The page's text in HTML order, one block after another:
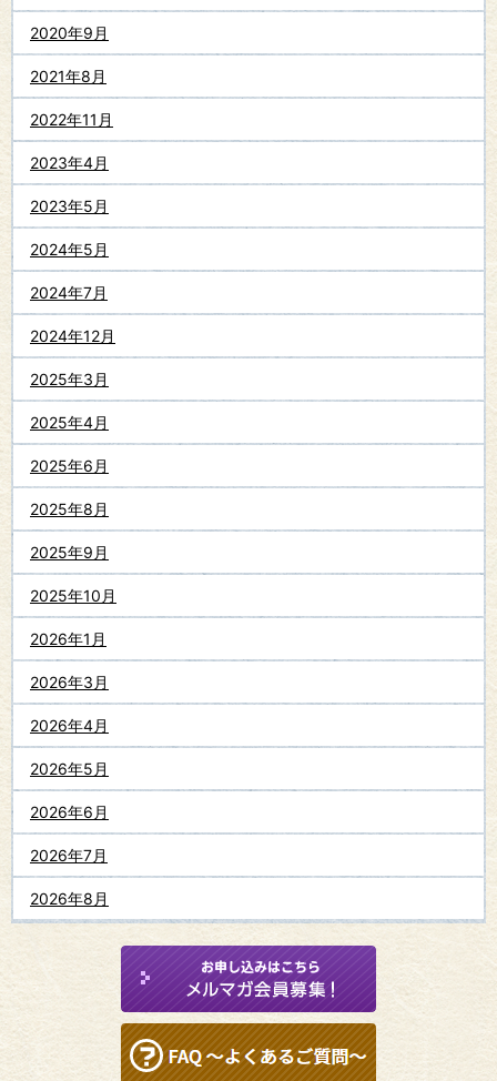
2020年9月
2021年8月
2022年11月
2023年4月
2023年5月
2024年5月
2024年7月
2024年12月
2025年3月
2025年4月
2025年6月
2025年8月
2025年9月
2025年10月
2026年1月
2026年3月
2026年4月
2026年5月
2026年6月
2026年7月
2026年8月